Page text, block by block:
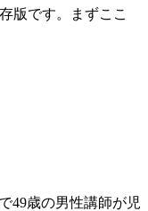
版です。まずここ
49歳の男性講師が児